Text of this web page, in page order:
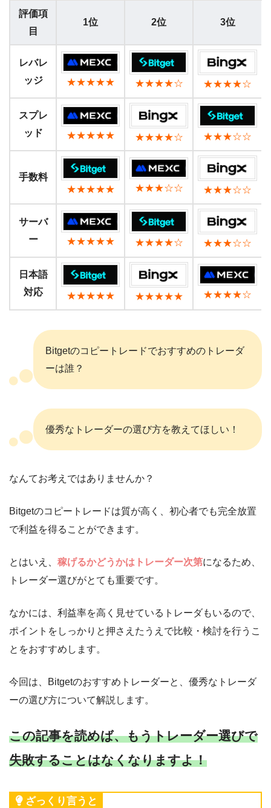
評価項
目
1位 2位 3位
レバレ
ッジ
★★★★★ ★★★★☆ ★★★★☆
スプレ
ッド
★★★★★ ★★★★☆ ★★★☆☆
手数料
★★★★★
★★★☆☆ ★★★☆☆
サーバ
ー
★★★★★ ★★★★☆ ★★★☆☆
日本語
対応
★★★★★ ★★★★★ ★★★★☆
Bitgetのコピートレードでおすすめのトレーダ
ーは誰？
優秀なトレーダーの選び方を教えてほしい！
なんてお考えではありませんか？
Bitgetのコピートレードは質が高く、初心者でも完全放置
で利益を得ることができます。
とはいえ、 稼げるかどうかはトレーダー次第になるため、
トレーダー選びがとても重要です。
なかには、利益率を高く見せているトレーダもいるので、
ポイントをしっかりと押さえたうえで比較・検討を行うこ
とをおすすめします。
今回は、Bitgetのおすすめトレーダーと、優秀なトレーダ
ーの選び方について解説します。
この記事を読めば、もうトレーダー選びで
失敗することはなくなりますよ！
ざっくり言うと